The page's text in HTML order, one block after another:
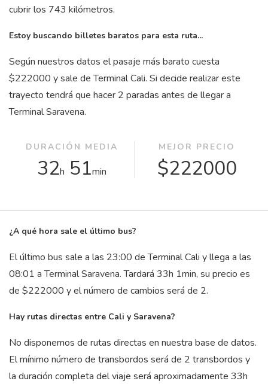
cubrir los 743 kilómetros.
Estoy buscando billetes baratos para esta ruta...
Según nuestros datos el pasaje más barato cuesta
$222000 y sale de Terminal Cali. Si decide realizar este
trayecto tendrá que hacer 2 paradas antes de llegar a
Terminal Saravena.
DURACIÓN MEDIA
32h 51min
MEJOR PRECIO
$222000
¿A qué hora sale el último bus?
El último bus sale a las 23:00 de Terminal Cali y llega a las
08:01 a Terminal Saravena. Tardará 33h 1min, su precio es
de $222000 y el número de cambios será de 2.
Hay rutas directas entre Cali y Saravena?
No disponemos de rutas directas en nuestra base de datos.
El mínimo número de transbordos será de 2 transbordos y
la duración completa del viaje será aproximadamente 33h